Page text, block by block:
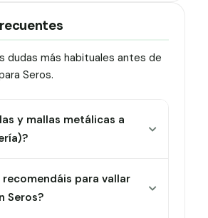
dudas más habituales antes de
Seros.
y mallas metálicas a
recomendáis para vallar
Seros?